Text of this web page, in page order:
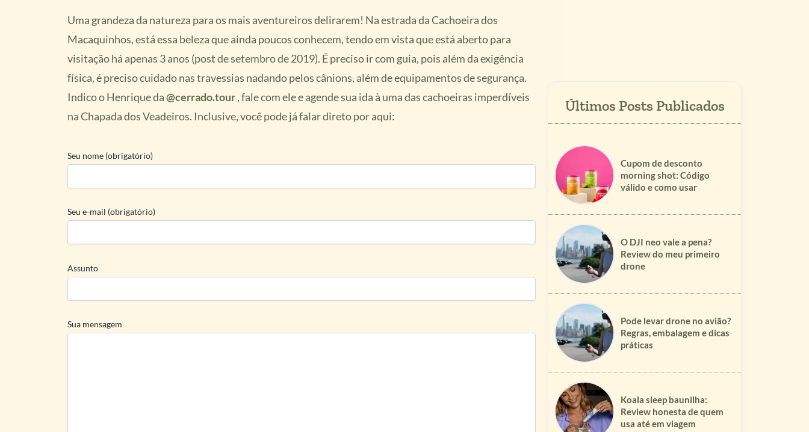
Uma grandeza da natureza para os mais aventureiros delirarem! Na estrada da Cachoeira dos
Macaquinhos, está essa beleza que ainda poucos conhecem, tendo em vista que está aberto para
visitação há apenas 3 anos (post de setembro de 2019). É preciso ir com guia, pois além da exigência
física, é preciso cuidado nas travessias nadando pelos cânions, além de equipamentos de segurança.
Indico o Henrique da@cerrado.tour, fale com ele e agende sua ida à uma das cachoeiras imperdíveis
na Chapada dos Veadeiros. Inclusive, você pode já falar direto por aqui:
Seu nome (obrigatório)
Seu e-mail (obrigatório)
Assunto
Sua mensagem
Cupom de desconto
morning shot: Código
válido e como usar
O DJI neo vale a pena?
Review do meu primeiro
drone
Pode levar drone no avião?
Regras, embalagem e dicas
práticas
Koala sleep baunilha:
Review honesta de quem
usa até em viagem